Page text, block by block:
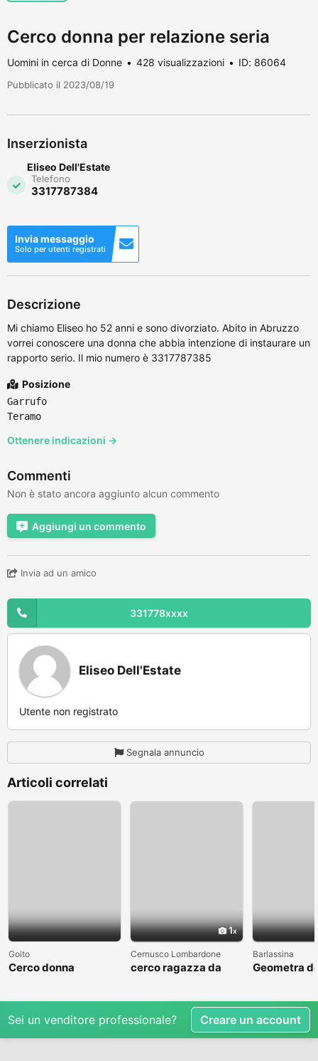
Cerco donna per relazione seria
Uomini in cerca di Donne 428 visualizzazioni ID: 86064
Pubblicato il 2023/08/19
Inserzionista
Eliseo Dell'Estate
Telefono
3317787384
Invia messaggio
Solo per utenti registrati
Descrizione
Mi chiamo Eliseo ho 52 anni e sono divorziato. Abito in Abruzzo
vorrei conoscere una donna che abbia intenzione di instaurare un
rapporto serio. Il mio numero è 3317787385
Posizione
Garrufo
Teramo
Ottenere indicazioni →
Commenti
Non è stato ancora aggiunto alcun commento
Aggiungi un commento
Invia ad un amico
331778xxxx
Eliseo Dell'Estate
Utente non registrato
Segnala annuncio
Articoli correlati
Goito
Cerco donna
1
Cernusco Lombardone
cerco ragazza da
Barlassina
Geometra
Sei un venditore professionale? Creare un account